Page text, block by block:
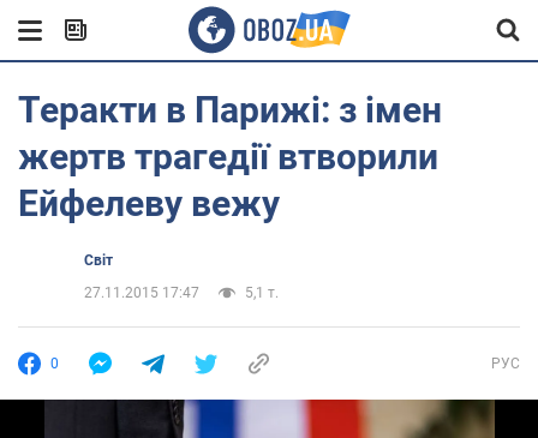
Теракти в Парижі: з імен
жертв трагедії втворили
Ейфелеву вежу
Світ
27.11.2015 17:47
5,1 т.
0 РУС